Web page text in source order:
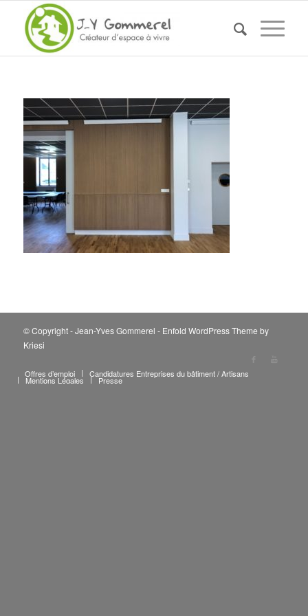
© Copyright - Jean-Yves Gommerel - Enfold WordPress Theme by
Kriesi
Offres d’emploi Candidatures Entreprises du bâtiment / Artisans
Mentions Légales Presse